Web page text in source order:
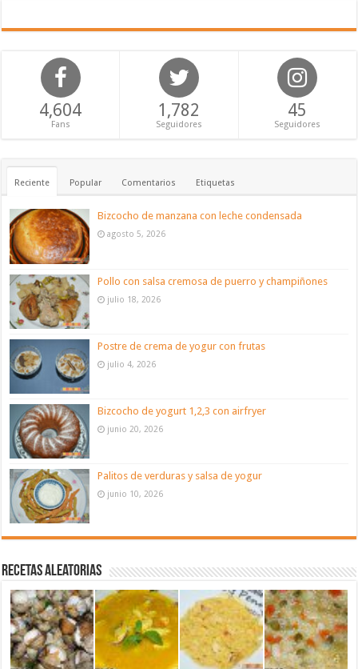
4,604
Fans
1,782
Seguidores
45
Seguidores
Reciente Popular Comentarios Etiquetas
Bizcocho de manzana con leche condensada
agosto 5, 2026
Pollo con salsa cremosa de puerro y champiñones
julio 18, 2026
Postre de crema de yogur con frutas
julio 4, 2026
Bizcocho de yogurt 1,2,3 con airfryer
junio 20, 2026
Palitos de verduras y salsa de yogur
junio 10, 2026
Recetas aleatorias